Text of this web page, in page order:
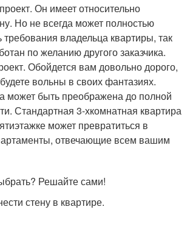
Он имеет относительно
Но не всегда может полностью
требования владельца квартиры, так
по желанию другого заказчика.
Обойдется вам довольно дорого,
вольны в своих фантазиях.
может быть преображена до полной
Стандартная 3-хкомнатная квартира
может превратиться в
отвечающие всем вашим
Решайте сами!
стену в квартире.